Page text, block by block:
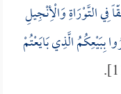
فِي التَّوْرَاةِ وَالْأِنْجِيلِ
بِبَيْعِكُمُ الَّذِي بَايَعْتُمْ